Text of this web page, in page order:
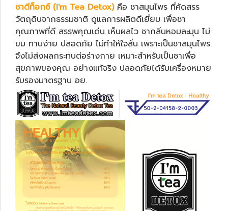
ชาดีท็อกซ์ (I'm Tea Detox)คือ ชาสมุนไพร ที่คัดสรร
วัตถุดิบจากธรรมชาติ ดูแลการผลิตดีเยี่ยม เพื่อชา
คุณภาพที่ดี สรรพคุณเด่น เห็นผลไว ชากลิ่นหอมละมุน ไม่
ขม ทานง่าย ปลอดภัย ไม่ทำให้ใจสั่น เพราะเป็นชาสมุนไพร
จึงไม่ส่งผลกระทบต่อร่างกาย เหมาะสำหรับเป็นชาเพื่อ
สุขภาพของคุณ อย่างแท้จริง ปลอดภัยได้รับเครื่องหมาย
รับรองมาตรฐาน อย.